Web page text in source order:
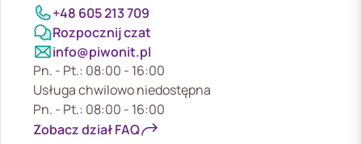
+48 605 213 709
Rozpocznij czat
info@piwonit.pl
Pn. - Pt.: 08:00 - 16:00
Usługa chwilowo niedostępna
Pn. - Pt.: 08:00 - 16:00
Zobacz dział FAQ